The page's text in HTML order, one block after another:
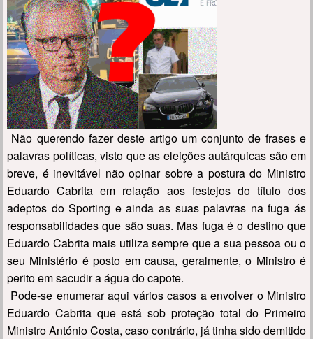
Não querendo fazer deste artigo um conjunto de frases e
palavras políticas, visto que as eleições autárquicas são em
breve, é inevitável não opinar sobre a postura do Ministro
Eduardo Cabrita em relação aos festejos do título dos
adeptos do Sporting e ainda as suas palavras na fuga ás
responsabilidades que são suas. Mas fuga é o destino que
Eduardo Cabrita mais utiliza sempre que a sua pessoa ou o
seu Ministério é posto em causa, geralmente, o Ministro é
perito em sacudir a água do capote.
Pode-se enumerar aqui vários casos a envolver o Ministro
Eduardo Cabrita que está sob proteção total do Primeiro
Ministro António Costa, caso contrário, já tinha sido demitido